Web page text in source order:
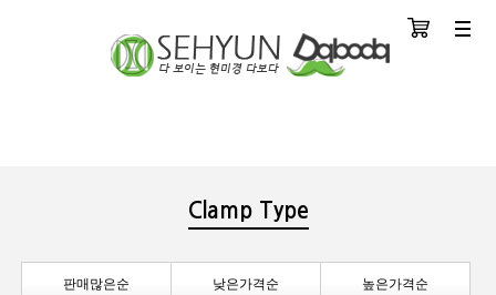
분류
Clamp Type
판매많은순 낮은가격순 높은가격순